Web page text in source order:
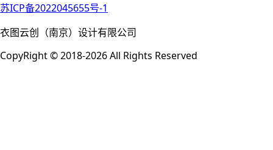
苏ICP备2022045655号-1
衣图云创（南京）设计有限公司
CopyRight © 2018-2026 All Rights Reserved